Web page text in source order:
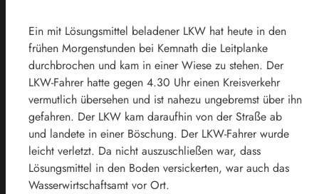
Ein mit Lösungsmittel beladener LKW hat heute in den
frühen Morgenstunden bei Kemnath die Leitplanke
durchbrochen und kam in einer Wiese zu stehen. Der
LKW-Fahrer hatte gegen 4.30 Uhr einen Kreisverkehr
vermutlich übersehen und ist nahezu ungebremst über ihn
gefahren. Der LKW kam daraufhin von der Straße ab
und landete in einer Böschung. Der LKW-Fahrer wurde
leicht verletzt. Da nicht auszuschließen war, dass
Lösungsmittel in den Boden versickerten, war auch das
Wasserwirtschaftsamt vor Ort.